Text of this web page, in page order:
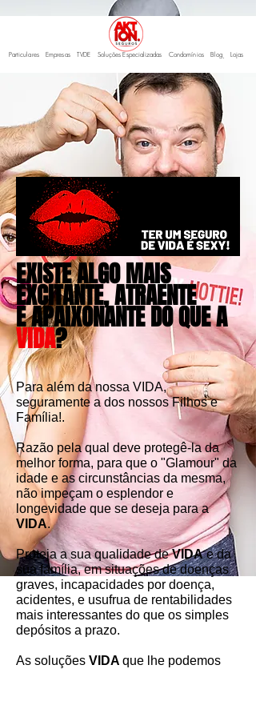
Particulares Empresas TVDE Soluções Especializadas Condomínios Blog Lojas
EXISTE ALGO MAIS
EXCITANTE, ATRAENTE
E APAIXONANTE DO QUE A
VIDA?
Para além da nossa VIDA,
seguramente a dos nossos Filhos e
Família!.
Razão pela qual deve protegê-la da
melhor forma, para que o "Glamour" da
idade e as circunstâncias da mesma,
não impeçam o esplendor e
longevidade que se deseja para a
VIDA.
Proteja a sua qualidade deVIDAe da
sua família, em situações de doenças
graves, incapacidades por doença,
acidentes, e usufrua de rentabilidades
mais interessantes do que os simples
depósitos a prazo.
As soluções VIDA que lhe podemos